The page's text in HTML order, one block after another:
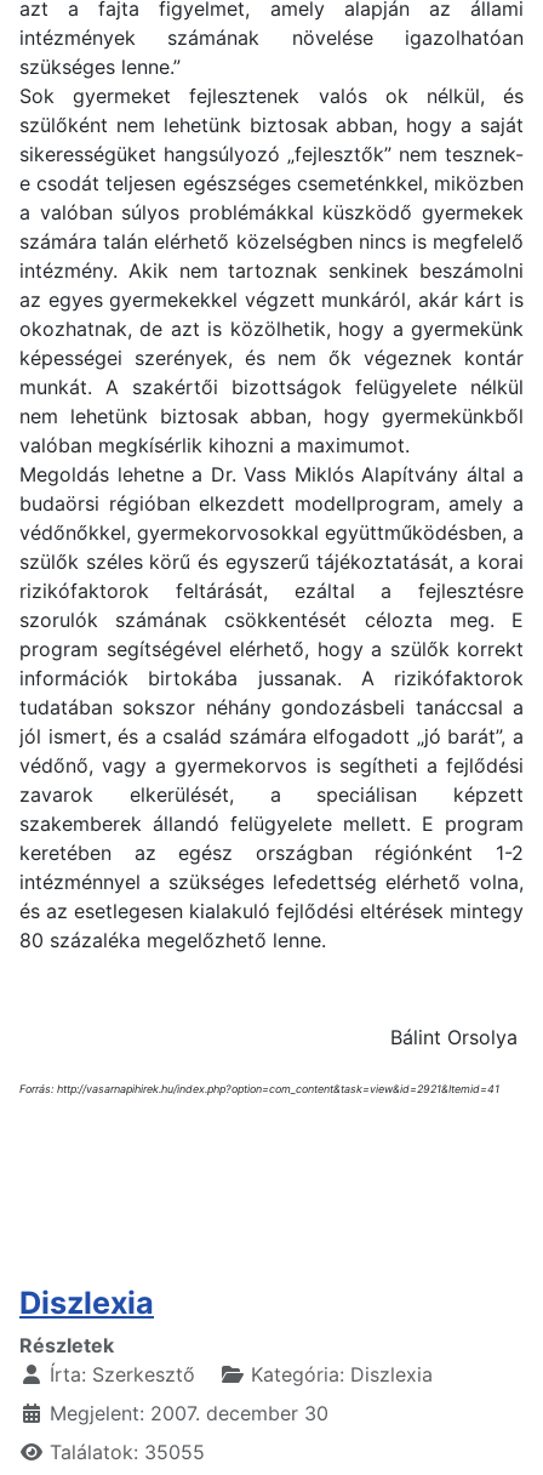
azt a fajta figyelmet, amely alapján az állami
intézmények számának növelése igazolhatóan
szükséges lenne.”
Sok gyermeket fejlesztenek valós ok nélkül, és
szülőként nem lehetünk biztosak abban, hogy a saját
sikerességüket hangsúlyozó „fejlesztők” nem tesznek-
e csodát teljesen egészséges csemeténkkel, miközben
a valóban súlyos problémákkal küszködő gyermekek
számára talán elérhető közelségben nincs is megfelelő
intézmény. Akik nem tartoznak senkinek beszámolni
az egyes gyermekekkel végzett munkáról, akár kárt is
okozhatnak, de azt is közölhetik, hogy a gyermekünk
képességei szerények, és nem ők végeznek kontár
munkát. A szakértői bizottságok felügyelete nélkül
nem lehetünk biztosak abban, hogy gyermekünkből
valóban megkísérlik kihozni a maximumot.
Megoldás lehetne a Dr. Vass Miklós Alapítvány által a
budaörsi régióban elkezdett modellprogram, amely a
védőnőkkel, gyermekorvosokkal együttműködésben, a
szülők széles körű és egyszerű tájékoztatását, a korai
rizikófaktorok feltárását, ezáltal a fejlesztésre
szorulók számának csökkentését célozta meg. E
program segítségével elérhető, hogy a szülők korrekt
információk birtokába jussanak. A rizikófaktorok
tudatában sokszor néhány gondozásbeli tanáccsal a
jól ismert, és a család számára elfogadott „jó barát”, a
védőnő, vagy a gyermekorvos is segítheti a fejlődési
zavarok elkerülését, a speciálisan képzett
szakemberek állandó felügyelete mellett. E program
keretében az egész országban régiónként 1-2
intézménnyel a szükséges lefedettség elérhető volna,
és az esetlegesen kialakuló fejlődési eltérések mintegy
80 százaléka megelőzhető lenne.
Bálint Orsolya
Forrás: http://vasarnapihirek.hu/index.php?option=com_content&task=view&id=2921&Itemid=41
Diszlexia
Részletek
Írta: Szerkesztő Kategória: Diszlexia
Megjelent: 2007. december 30
Találatok: 35055